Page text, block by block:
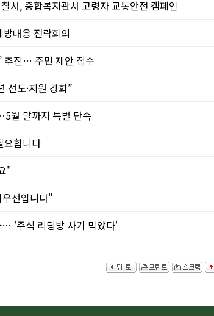
서, 종합복지관서 고령자 교통안전 캠페인
대응 전략회의
추진… 주민 제안 접수
선도·지원 강화”
월 말까지 특별 단속
요합니다
"
선입니다"
'주식 리딩방 사기 막았다'